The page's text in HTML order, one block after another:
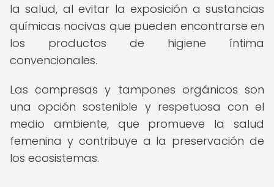
la salud, al evitar la exposición a sustancias
químicas nocivas que pueden encontrarse en
los productos de higiene íntima
convencionales.
Las compresas y tampones orgánicos son
una opción sostenible y respetuosa con el
medio ambiente, que promueve la salud
femenina y contribuye a la preservación de
los ecosistemas.